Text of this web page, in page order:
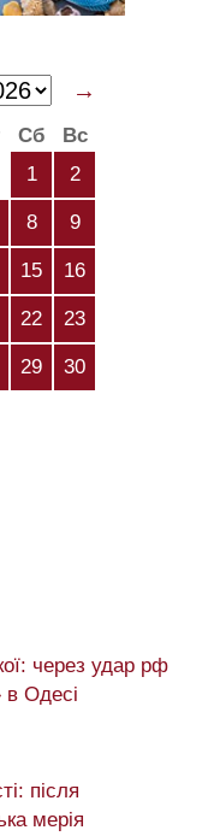
→
Сб
Вс
1
2
8 9
15 16
22 23
29 30
через удар рф
в Одесі
після
мерія